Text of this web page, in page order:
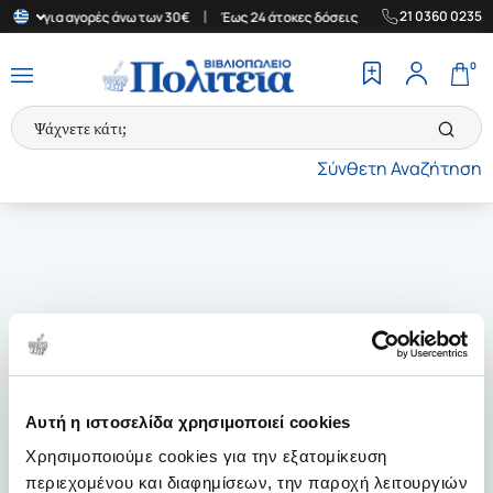
Αυτή η ιστοσελίδα χρησιμοποιεί cookies
Χρησιμοποιούμε cookies για την εξατομίκευση
περιεχομένου και διαφημίσεων, την παροχή λειτουργιών
για αγορές άνω των 30€ Έως 24 άτοκες δόσεις | Δωρεάν
21 0360 0235
Σύνθετη Αναζήτηση
0